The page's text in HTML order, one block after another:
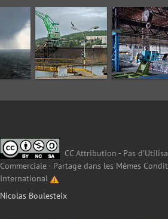
CC Attribution - Pas
Commerciale - Partage dans les Mêmes
International
Nicolas Boulesteix